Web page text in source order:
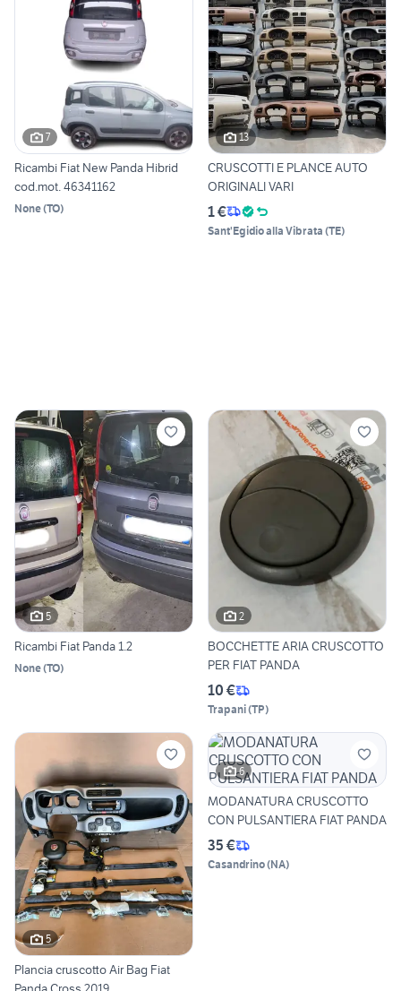
7
Ricambi Fiat New Panda Hibrid
cod.mot. 46341162
None(TO)
13
CRUSCOTTI E PLANCE AUTO
ORIGINALI VARI
1 €
Sant'Egidio alla Vibrata (TE)
5
Ricambi Fiat Panda 1.2
None(TO)
2
BOCCHETTE ARIA CRUSCOTTO
PER FIAT PANDA
10 €
Trapani(TP)
5
Plancia cruscotto Air Bag Fiat
6
MODANATURA CRUSCOTTO
CON PULSANTIERA FIAT PANDA
35 €
Casandrino(NA)